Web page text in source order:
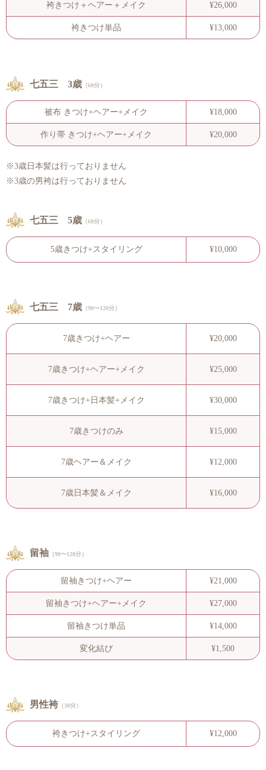
袴きつけ＋ヘアー＋メイク ¥26,000
袴きつけ単品 ¥13,000
七五三 3歳 （60分）
被布 きつけ+ヘアー+メイク ¥18,000
作り帯 きつけ+ヘアー+メイク ¥20,000
※3歳日本髪は行っておりません
※3歳の男袴は行っておりません
七五三 5歳 （60分）
5歳きつけ+スタイリング ¥10,000
七五三 7歳 （90〜120分）
7歳きつけ+ヘアー ¥20,000
7歳きつけ+ヘアー+メイク ¥25,000
7歳きつけ+日本髪+メイク ¥30,000
7歳きつけのみ ¥15,000
7歳ヘアー＆メイク ¥12,000
7歳日本髪＆メイク ¥16,000
留袖 （90〜120分）
留袖きつけ+ヘアー ¥21,000
留袖きつけ+ヘアー+メイク ¥27,000
留袖きつけ単品 ¥14,000
変化結び ¥1,500
男性袴 （30分）
袴きつけ+スタイリング ¥12,000